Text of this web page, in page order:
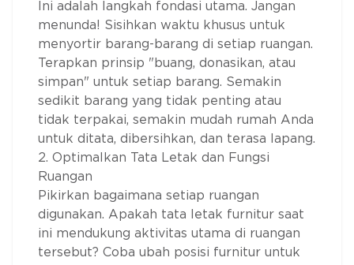
Ini adalah langkah fondasi utama. Jangan
menunda! Sisihkan waktu khusus untuk
menyortir barang-barang di setiap ruangan.
Terapkan prinsip "buang, donasikan, atau
simpan" untuk setiap barang. Semakin
sedikit barang yang tidak penting atau
tidak terpakai, semakin mudah rumah Anda
untuk ditata, dibersihkan, dan terasa lapang.
2. Optimalkan Tata Letak dan Fungsi
Ruangan
Pikirkan bagaimana setiap ruangan
digunakan. Apakah tata letak furnitur saat
ini mendukung aktivitas utama di ruangan
tersebut? Coba ubah posisi furnitur untuk